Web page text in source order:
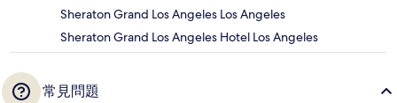
Sheraton Grand Los Angeles Los Angeles
Sheraton Grand Los Angeles Hotel Los Angeles
常見問題